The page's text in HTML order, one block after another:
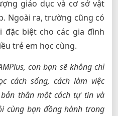
giáo dục và cơ sở vật
Ngoài ra, trường cũng có
biệt cho các gia đình
trẻ em học cùng.
con bạn sẽ không chỉ
cách sống, cách làm việc
thân một cách tự tin và
cùng bạn đồng hành trong